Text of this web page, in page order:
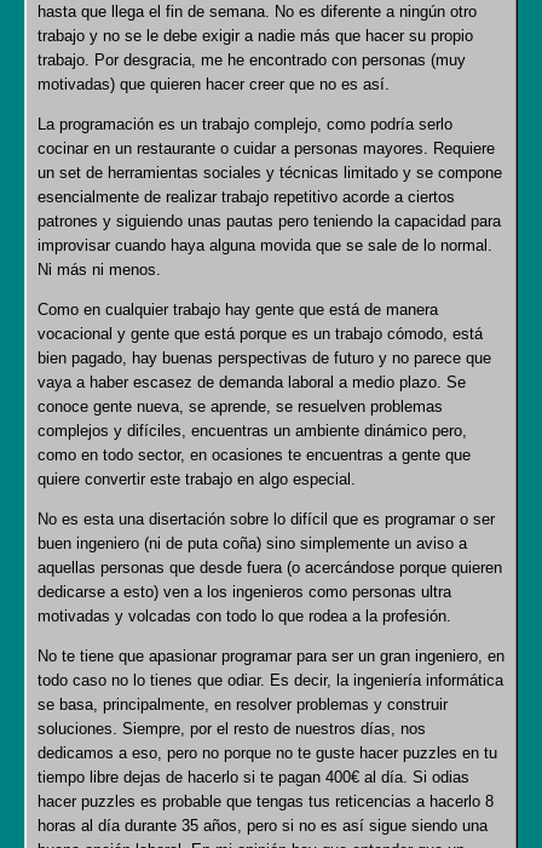
hasta que llega el fin de semana. No es diferente a ningún otro
trabajo y no se le debe exigir a nadie más que hacer su propio
trabajo. Por desgracia, me he encontrado con personas (muy
motivadas) que quieren hacer creer que no es así.
La programación es un trabajo complejo, como podría serlo
cocinar en un restaurante o cuidar a personas mayores. Requiere
un set de herramientas sociales y técnicas limitado y se compone
esencialmente de realizar trabajo repetitivo acorde a ciertos
patrones y siguiendo unas pautas pero teniendo la capacidad para
improvisar cuando haya alguna movida que se sale de lo normal.
Ni más ni menos.
Como en cualquier trabajo hay gente que está de manera
vocacional y gente que está porque es un trabajo cómodo, está
bien pagado, hay buenas perspectivas de futuro y no parece que
vaya a haber escasez de demanda laboral a medio plazo. Se
conoce gente nueva, se aprende, se resuelven problemas
complejos y difíciles, encuentras un ambiente dinámico pero,
como en todo sector, en ocasiones te encuentras a gente que
quiere convertir este trabajo en algo especial.
No es esta una disertación sobre lo difícil que es programar o ser
buen ingeniero (ni de puta coña) sino simplemente un aviso a
aquellas personas que desde fuera (o acercándose porque quieren
dedicarse a esto) ven a los ingenieros como personas ultra
motivadas y volcadas con todo lo que rodea a la profesión.
No te tiene que apasionar programar para ser un gran ingeniero, en
todo caso no lo tienes que odiar. Es decir, la ingeniería informática
se basa, principalmente, en resolver problemas y construir
soluciones. Siempre, por el resto de nuestros días, nos
dedicamos a eso, pero no porque no te guste hacer puzzles en tu
tiempo libre dejas de hacerlo si te pagan 400€ al día. Si odias
hacer puzzles es probable que tengas tus reticencias a hacerlo 8
horas al día durante 35 años, pero si no es así sigue siendo una